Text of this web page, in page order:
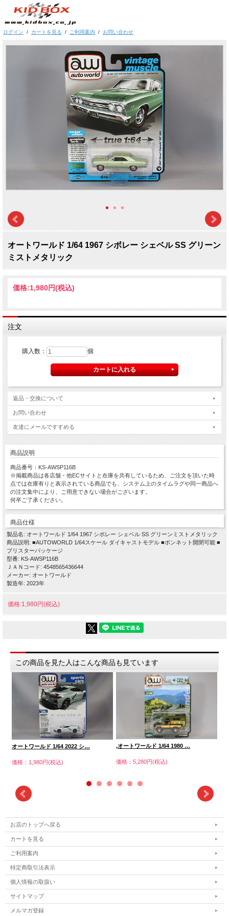
ログイン / カートを見る / ご利用案内 / お問い合わせ
オートワールド 1/64 1967 シボレー シェベル SS グリーン
ミストメタリック
価格:1,980円(税込)
注文
購入数： 個
返品・交換について
お問い合わせ
友達にメールですすめる
商品説明
商品番号：KS-AWSP116B
※掲載商品は各店舗・他ECサイトと在庫を共有しているため、ご注文を頂いた時
点では在庫有りと表示されている商品でも、システム上のタイムラグや同一商品へ
の注文集中により、ご用意できない場合がございます。
何卒ご了承ください。
商品仕様
製品名: オートワールド 1/64 1967 シボレー シェベル SS グリーンミストメタリック
商品説明: ■AUTOWORLD 1/64スケール ダイキャストモデル ■ボンネット開閉可能 ■
ブリスターパッケージ
型番: KS-AWSP116B
ＪＡＮコード: 4548565436644
メーカー: オートワールド
製造年: 2023年
価格:1,980円(税込)
この商品を見た人はこんな商品も見ています
オートワールド 1/64 2022 シ…
価格：1,980円(税込)
,オートワールド 1/64 1980 …
価格：5,280円(税込)
お店のトップへ戻る
カートを見る
ご利用案内
特定商取引法表示
個人情報の取扱い
サイトマップ
メルマガ登録